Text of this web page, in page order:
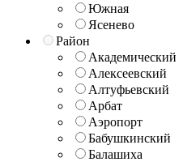
Южная
Ясенево
Район
Академический
Алексеевский
Алтуфьевский
Арбат
Аэропорт
Бабушкинский
Балашиха